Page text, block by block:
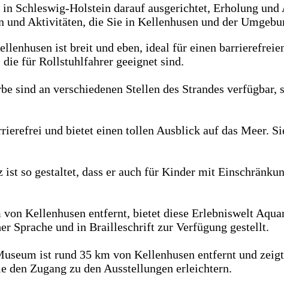
Schleswig-Holstein darauf ausgerichtet, Erholung
Aktivitäten, die Sie in Kellenhusen und der
ist breit und eben, ideal für einen
die für Rollstuhlfahrer geeignet sind.
sind an verschiedenen Stellen des Strandes
und bietet einen tollen Ausblick auf das Meer.
ist so gestaltet, dass er auch für Kinder mit
von Kellenhusen entfernt, bietet diese Erlebniswelt
Sprache und in Brailleschrift zur Verfügung gestellt.
ist rund 35 km von Kellenhusen entfernt und
den Zugang zu den Ausstellungen erleichtern.